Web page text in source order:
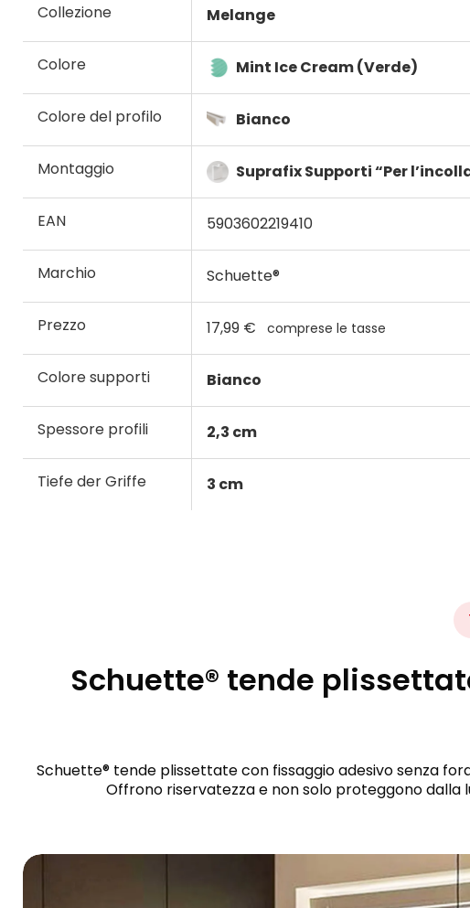
Collezione Melange
Colore Mint Ice Cream (Verde)
Colore del profilo Bianco
Montaggio Suprafix Supporti “Per
EAN 5903602219410
Marchio Schuette®
Prezzo 17,99 € comprese le tasse
Colore supporti Bianco
Spessore profili 2,3 cm
Tiefe der Griffe 3 cm
Schuette® tende
Schuette® tende plissettate con fissaggio adesivo senza
Offrono riservatezza e non solo proteggono